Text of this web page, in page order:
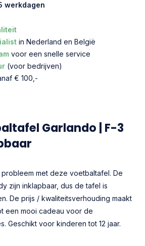
werkdagen
in Nederland en België
voor een snelle service
(voor bedrijven)
€ 100,-
Garlando | F-3
met deze voetbaltafel. De
zijn inklapbaar, dus de tafel is
De prijs / kwaliteitsverhouding maakt
een mooi cadeau voor de
Geschikt voor kinderen tot 12 jaar.